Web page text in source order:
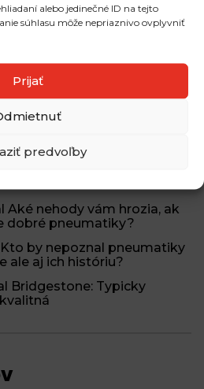
alebo jedinečné ID na tejto
súhlasu môže nepriaznivo ovplyvniť
Prijať
predvoľby
môžeme používať pri
Aké nehody vám hrozia, ak
dobré pneumatiky?
by nepoznal pneumatiky
ale aj ich históriu?
Bridgestone: Typicky